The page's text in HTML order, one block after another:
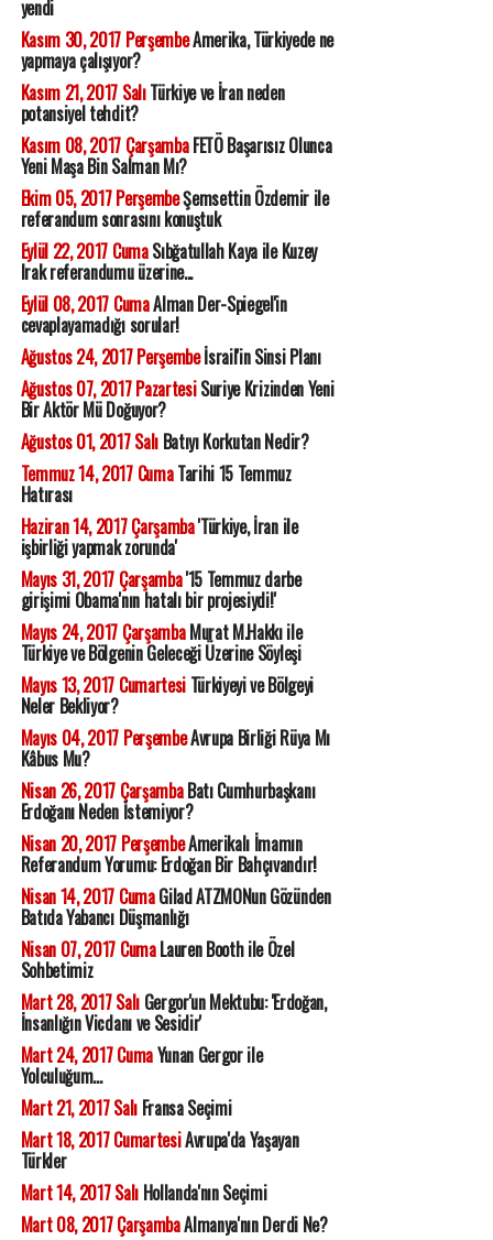
yendi
Kasım 30, 2017 PerşembeAmerika, Türkiyede ne
yapmaya çalışıyor?
Kasım 21, 2017 SalıTürkiye ve İran neden
potansiyel tehdit?
Kasım 08, 2017 ÇarşambaFETÖ Başarısız Olunca
Yeni Maşa Bin Salman Mı?
Ekim 05, 2017 PerşembeŞemsettin Özdemir ile
referandum sonrasını konuştuk
Eylül 22, 2017 CumaSıbğatullah Kaya ile Kuzey
Irak referandumu üzerine...
Eylül 08, 2017 CumaAlman Der-Spiegel'in
cevaplayamadığı sorular!
Ağustos 24, 2017 Perşembeİsrail'in Sinsi Planı
Ağustos 07, 2017 PazartesiSuriye Krizinden Yeni
Bir Aktör Mü Doğuyor?
Ağustos 01, 2017 SalıBatıyı Korkutan Nedir?
Temmuz 14, 2017 CumaTarihi 15 Temmuz
Hatırası
Haziran 14, 2017 Çarşamba'Türkiye, İran ile
işbirliği yapmak zorunda'
Mayıs 31, 2017 Çarşamba'15 Temmuz darbe
girişimi Obama'nın hatalı bir projesiydi!'
Mayıs 24, 2017 ÇarşambaMurat M.Hakkı ile
Türkiye ve Bölgenin Geleceği Üzerine Söyleşi
Mayıs 13, 2017 CumartesiTürkiyeyi ve Bölgeyi
Neler Bekliyor?
Mayıs 04, 2017 PerşembeAvrupa Birliği Rüya Mı
Kâbus Mu?
Nisan 26, 2017 ÇarşambaBatı Cumhurbaşkanı
Erdoğanı Neden İstemiyor?
Nisan 20, 2017 PerşembeAmerikalı İmamın
Referandum Yorumu: Erdoğan Bir Bahçıvandır!
Nisan 14, 2017 CumaGilad ATZMONun Gözünden
Batıda Yabancı Düşmanlığı
Nisan 07, 2017 CumaLauren Booth ile Özel
Sohbetimiz
Mart 28, 2017 SalıGergor'un Mektubu: 'Erdoğan,
İnsanlığın Vicdanı ve Sesidir'
Mart 24, 2017 CumaYunan Gergor ile
Yolculuğum...
Mart 21, 2017 SalıFransa Seçimi
Mart 18, 2017 CumartesiAvrupa'da Yaşayan
Türkler
Mart 14, 2017 SalıHollanda'nın Seçimi
Mart 08, 2017 ÇarşambaAlmanya'nın Derdi Ne?